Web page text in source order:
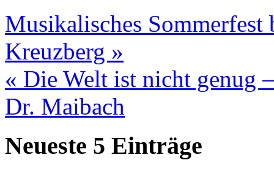
Musikalisches
Kreuzberg »
« Die Welt ist nicht genug
Dr. Maibach
Neueste 5 Einträge